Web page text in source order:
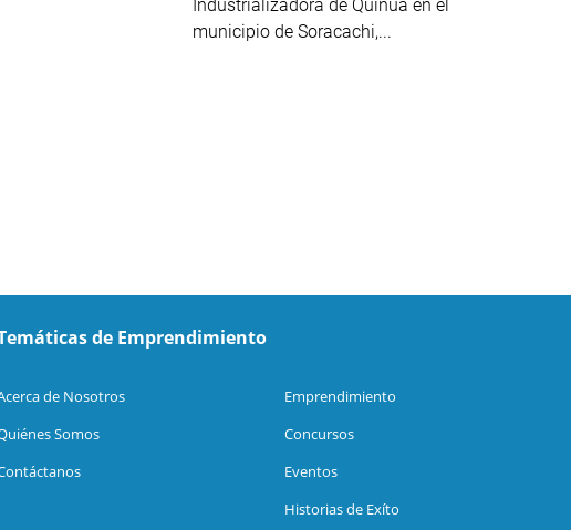
Industrializadora de Quinua en el
municipio de Soracachi,...
de Emprendimiento
de Nosotros
Somos
Emprendimiento
Concursos
Eventos
Historias de Exíto